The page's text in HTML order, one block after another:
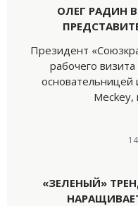
ОЛЕГ РАДИН
Президент
рабочего
основательницей
Meckey,
«ЗЕЛЕНЫЙ»